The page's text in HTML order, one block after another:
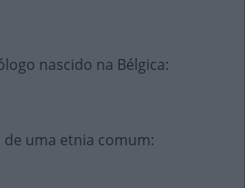
nascido na Bélgica:
uma etnia comum: